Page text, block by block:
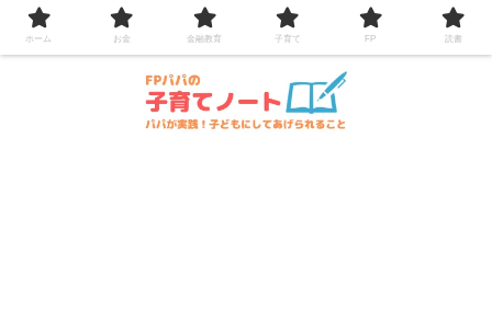
コンテンツへスキップ
ホーム お金 金融教育 子育て FP 読書